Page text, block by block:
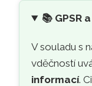
📚 GPSR
V souladu s
vděčností
informací.